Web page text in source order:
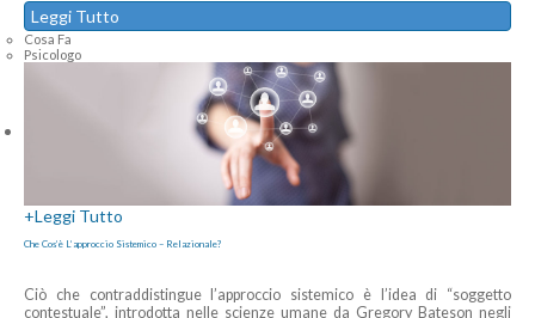
Leggi Tutto
Cosa Fa
Psicologo
+Leggi Tutto
Che Cos’è L’approccio Sistemico – Relazionale?
Ciò che contraddistingue l’approccio sistemico è l’idea di “soggetto
contestuale”, introdotta nelle scienze umane da Gregory Bateson negli